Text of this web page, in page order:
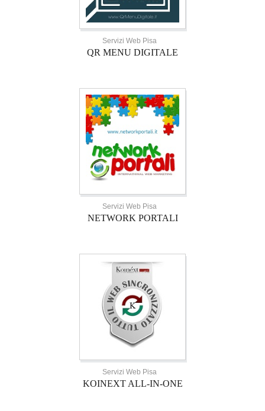
Servizi Web Pisa
QR MENU DIGITALE
Servizi Web Pisa
NETWORK PORTALI
Servizi Web Pisa
KOINEXT ALL-IN-ONE